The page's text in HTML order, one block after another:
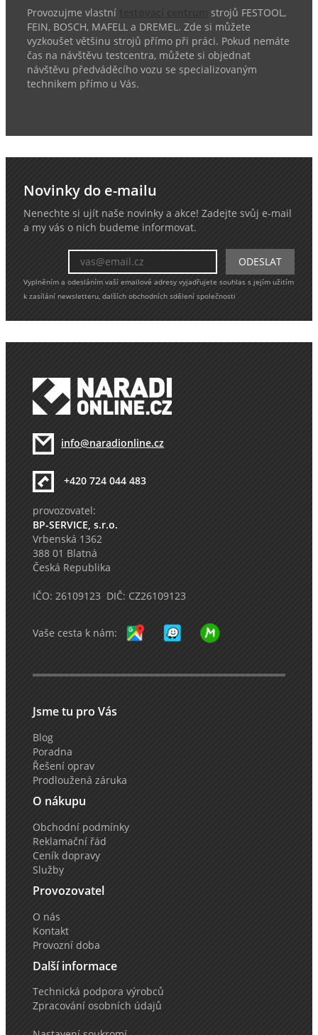
Provozujme vlastní
strojů FESTOOL,
FEIN, BOSCH, MAFELL a DREMEL. Zde si můžete
vyzkoušet většinu strojů přímo při práci. Pokud nemáte
čas na návštěvu testcentra, můžete si objednat
návštěvu předváděcího vozu se specializovaným
technikem přímo u Vás.
Novinky do e-mailu
Nenechte si ujít naše novinky a akce! Zadejte svůj e-mail
a my vás o nich budeme informovat.
Vyplněním a odesláním vaší emailové adresy vyjadřujete souhlas s jejím užitím
k zasílání newsletteru, dalších obchodních sdělení společnosti
info@naradionline.cz
+420 724 044 483
provozovatel:
BP-SERVICE, s.r.o.
Vrbenská 1362
388 01 Blatná
Česká Republika
IČO: 26109123 DIČ: CZ26109123
Vaše cesta k nám:
Jsme tu pro Vás
Blog
Poradna
Řešení oprav
Prodloužená záruka
O nákupu
Obchodní podmínky
Reklamační řád
Ceník dopravy
Služby
Provozovatel
O nás
Kontakt
Provozní doba
Další informace
Technická podpora výrobců
Zpracování osobních údajů